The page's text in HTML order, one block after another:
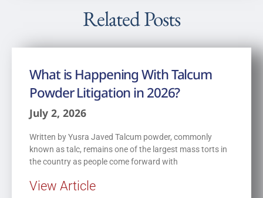
Related Posts
What is Happening With Talcum
Powder Litigation in 2026?
July 2, 2026
Written by Yusra Javed Talcum powder, commonly
known as talc, remains one of the largest mass torts in
the country as people come forward with
View Article